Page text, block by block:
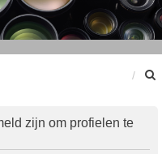
zijn om profielen te